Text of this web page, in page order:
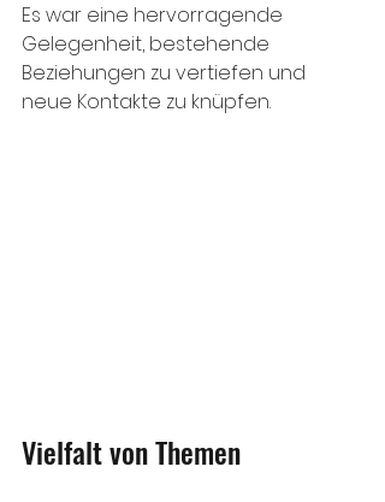
Es war eine hervorragende
Gelegenheit, bestehende
Beziehungen zu vertiefen und
neue Kontakte zu knüpfen.
Vielfalt von Themen